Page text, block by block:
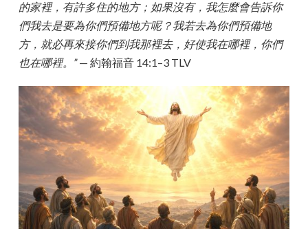
的家裡，有許多住的地方；如果沒有，我怎麼會告訴你
們我去是要為你們預備地方呢？我若去為你們預備地
方，就必再來接你們到我那裡去，好使我在哪裡，你們
也在哪裡。”— 約翰福音 14:1–3 TLV